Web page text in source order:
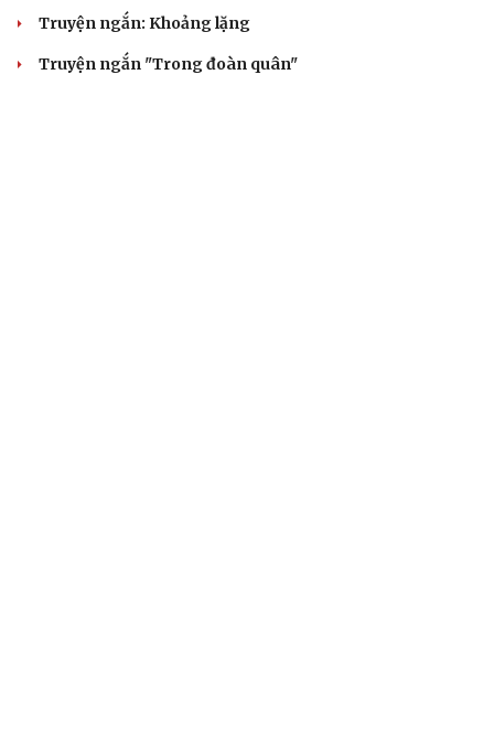
Truyện ngắn: Khoảng lặng
Truyện ngắn "Trong đoàn quân"